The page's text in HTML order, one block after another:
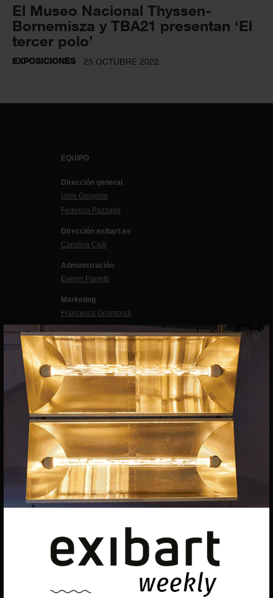
×
El Museo Nacional Thyssen-
Bornemisza y TBA21 presentan ‘El
tercer polo’
EXPOSICIONES 25 OCTUBRE 2022
EQUIPO
Dirección general
Uros Gorgone
Federico Pazzagli
Dirección exibart.es
Carolina Ciuti
Administración
Evelyn Parretti
Marketing
Francesca Grismondi
Programación y diseño web
Giovanni Costante
Marcello Moi
EXIBART SPAIN, S.L.U.
AVINGUDA ROMA, 12
08015 BARCELONA
CIF: B06956841
Contacto
Política de privacidad
©exibart 2026 - web design and
Utilizamos cookies para ofrecerte la mejor experiencia en
nuestra web.
Puedes aprender más sobre qué cookies utilizamos o